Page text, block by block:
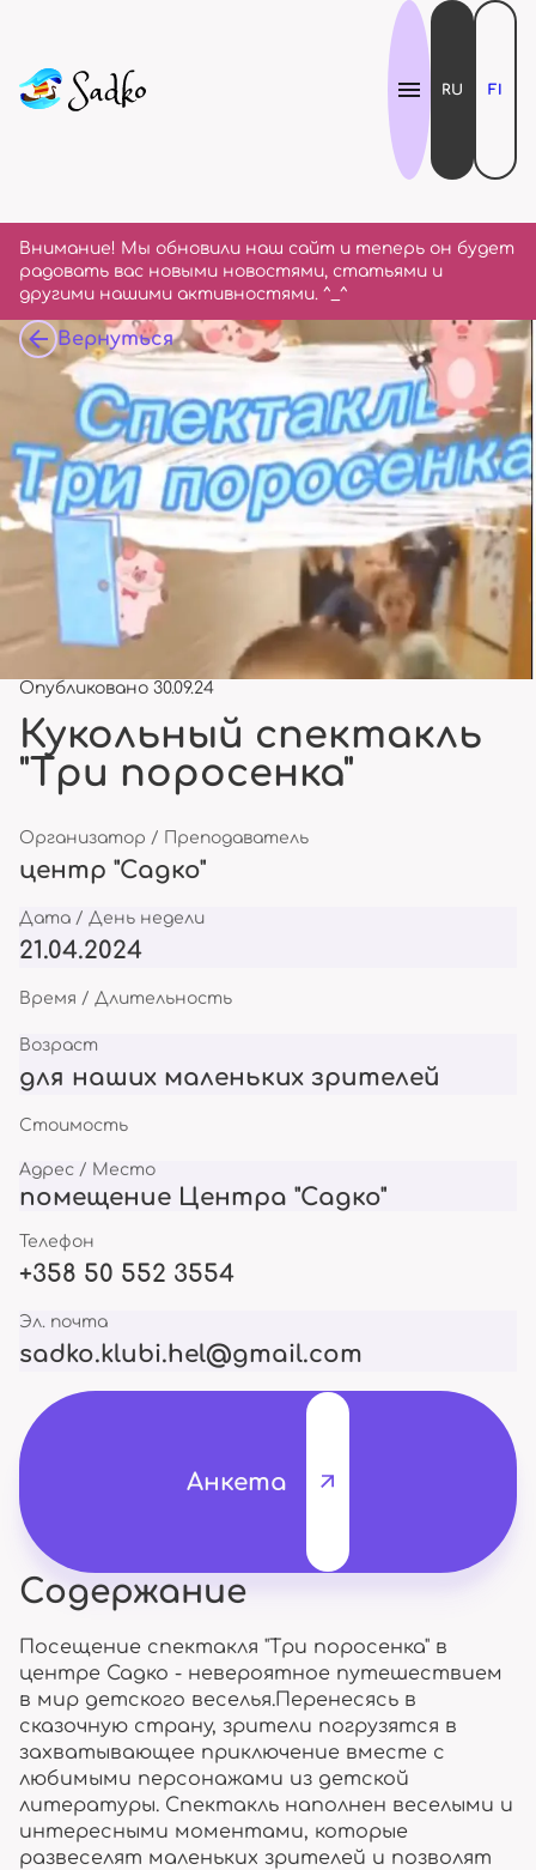
Внимание! Мы обновили наш сайт и теперь он будет
радовать вас новыми новостями, статьями и
другими нашими активностями. ^_^
RU FI
Вернуться
Опубликовано 30.09.24
Кукольный спектакль
"Три поросенка"
Организатор / Преподаватель
центр "Садко"
Дата / День недели
21.04.2024
Время / Длительность
Возраст
для наших маленьких зрителей
Стоимость
Адрес / Место
помещение Центра "Садко"
Телефон
+358 50 552 3554
Эл. почта
sadko.klubi.hel@gmail.com
Анкета
Содержание
Посещение спектакля "Три поросенка" в
центре Садко - невероятное путешествием
в мир детского веселья.Перенесясь в
сказочную страну, зрители погрузятся в
захватывающее приключение вместе с
любимыми персонажами из детской
литературы. Спектакль наполнен веселыми и
интересными моментами, которые
развеселят маленьких зрителей и позволят